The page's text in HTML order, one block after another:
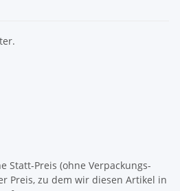
Statt-Preis (ohne Verpackungs-
Preis, zu dem wir diesen Artikel in